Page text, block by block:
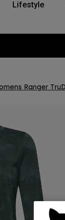
Lifestyle
Ranger